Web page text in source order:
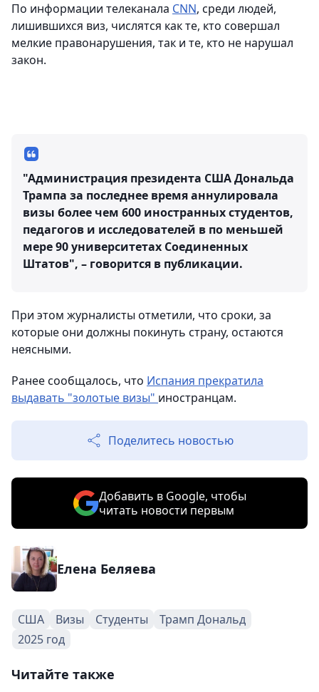
По информации телеканала CNN, среди людей,
лишившихся виз, числятся как те, кто совершал
мелкие правонарушения, так и те, кто не нарушал
закон.
"Администрация президента США Дональда
Трампа за последнее время аннулировала
визы более чем 600 иностранных студентов,
педагогов и исследователей в по меньшей
мере 90 университетах Соединенных
Штатов", – говорится в публикации.
При этом журналисты отметили, что сроки, за
которые они должны покинуть страну, остаются
неясными.
Ранее сообщалось, что Испания прекратила
выдавать "золотые визы" иностранцам.
Поделитесь новостью
Добавить в Google, чтобы
читать новости первым
Елена Беляева
США Визы Студенты
Трамп Дональд
2025 год
Читайте также